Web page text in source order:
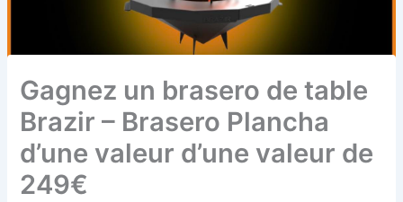
Gagnez un brasero de table
Brazir – Brasero Plancha
d’une valeur d’une valeur de
249€